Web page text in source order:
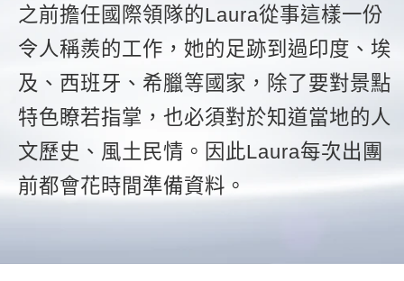
英文文法技巧
英文寫作
TED Talks
CNN聽力強化
兒童美語
數位學習教材
之前擔任國際領隊的Laura從事這樣一份
令人稱羨的工作，她的足跡到過印度、埃
及、西班牙、希臘等國家，除了要對景點
特色瞭若指掌，也必須對於知道當地的人
文歷史、風土民情。因此Laura每次出團
前都會花時間準備資料。